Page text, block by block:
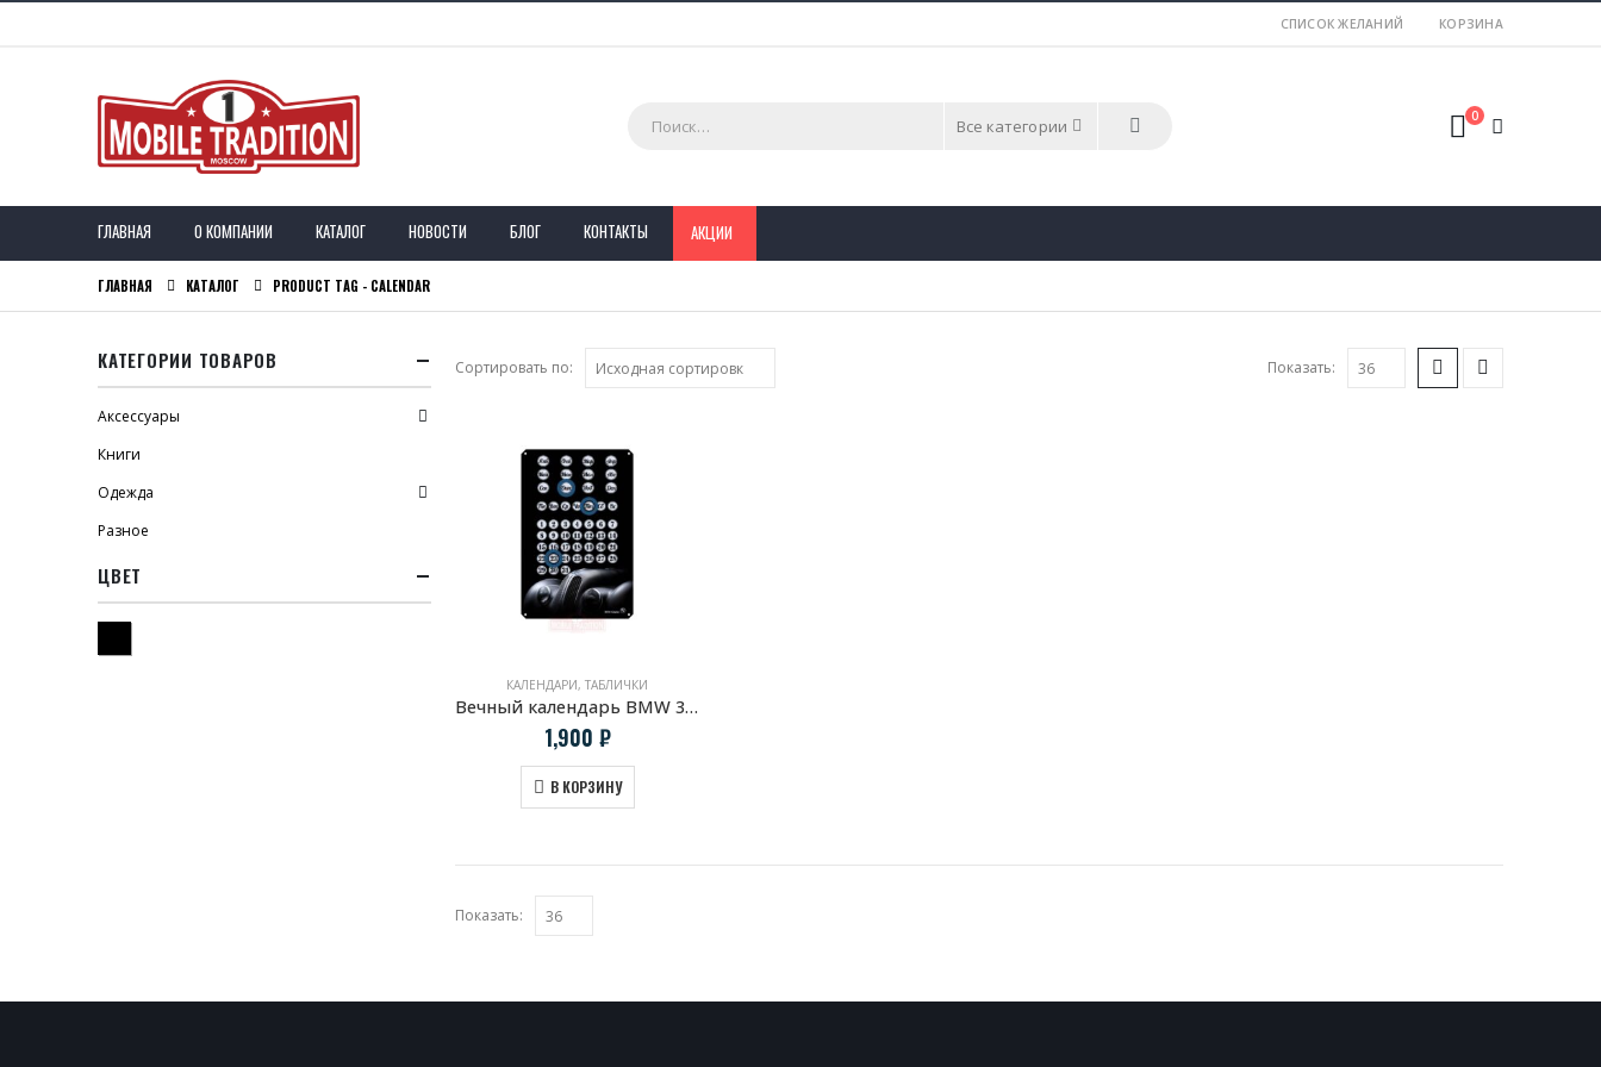
СПИСОК ЖЕЛАНИЙ КОРЗИНА
Все категории 0
ГЛАВНАЯ О КОМПАНИИ КАТАЛОГ НОВОСТИ БЛОГ КОНТАКТЫ АКЦИИ
ГЛАВНАЯ КАТАЛОГ PRODUCT TAG - CALENDAR
Сортировать по: Показать:
КАЛЕНДАРИ, ТАБЛИЧКИ
Вечный календарь BMW 328 Roadster
1,900 ₽
В КОРЗИНУ
Показать:
КАТЕГОРИИ ТОВАРОВ
Аксессуары
Книги
Одежда
Разное
ЦВЕТ